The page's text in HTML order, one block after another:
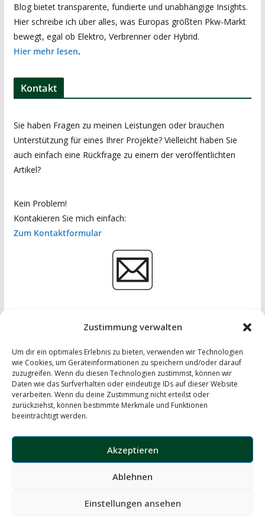
Zustimmung verwalten
Um dir ein optimales Erlebnis zu bieten, verwenden wir Technologien
wie Cookies, um Geräteinformationen zu speichern und/oder darauf
zuzugreifen. Wenn du diesen Technologien zustimmst, können wir
Daten wie das Surfverhalten oder eindeutige IDs auf dieser Website
verarbeiten. Wenn du deine Zustimmung nicht erteilst oder
zurückziehst, können bestimmte Merkmale und Funktionen
beeinträchtigt werden.
Akzeptieren
Ablehnen
Einstellungen ansehen
Blog bietet transparente, fundierte und unabhängige Insights.
Hier schreibe ich über alles, was Europas größten Pkw-Markt
bewegt, egal ob Elektro, Verbrenner oder Hybrid.
Hier mehr lesen.
Kontakt
Sie haben Fragen zu meinen Leistungen oder brauchen
Unterstützung für eines Ihrer Projekte? Vielleicht haben Sie
auch einfach eine Rückfrage zu einem der veröffentlichten
Artikel?
Kein Problem!
Kontakieren Sie mich einfach:
Zum Kontaktformular
IMPRESSUM-DATENSCHUTZERKLÄRUNG- KONTAKT
LinkedIn
Instagram
Rechte vorbehalten.